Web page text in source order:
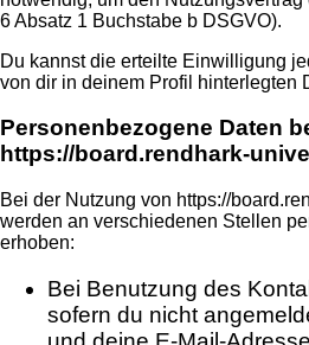
6 Absatz 1 Buchstabe b DSGVO).
Du kannst die erteilte Einwilligung
von dir in deinem Profil hinterlegten
Personenbezogene Daten
https://board.rendhark-
Bei der Nutzung von https://
werden an verschiedenen Stellen
erhoben:
Bei Benutzung des
sofern du nicht